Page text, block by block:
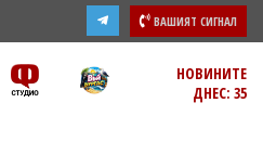
ВАШИЯТ СИГНАЛ
НОВИНИТЕ
ДНЕС: 35